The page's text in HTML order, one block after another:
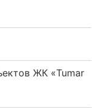
ЖК «Tumar